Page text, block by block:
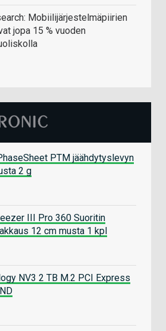
Mobiilijärjestelmäpiirien
jopa 15 % vuoden
PTM jäähdytyslevyn
2 g
III Pro 360 Suoritin
12 cm musta 1 kpl
NV3 2 TB M.2 PCI Express